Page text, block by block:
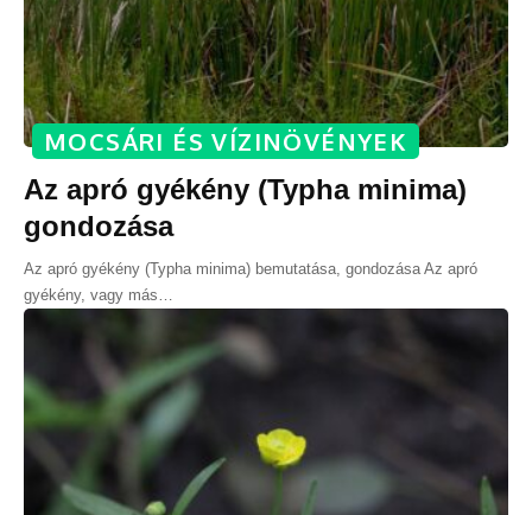
MOCSÁRI ÉS VÍZINÖVÉNYEK
Az apró gyékény (Typha minima)
gondozása
Az apró gyékény (Typha minima) bemutatása, gondozása Az apró
gyékény, vagy más